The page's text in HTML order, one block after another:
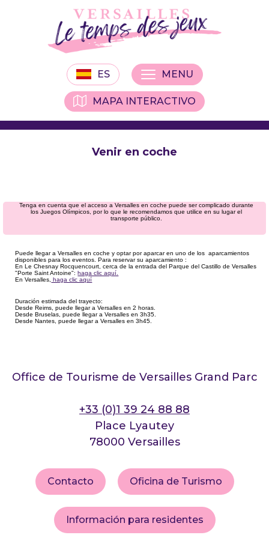
ES
MAPA INTERACTIVO
MENU
Venir en coche
Tenga en cuenta que el acceso a Versalles en coche puede ser complicado durante
los Juegos Olímpicos, por lo que le recomendamos que utilice en su lugar el
transporte público.
Puede llegar a Versalles en coche y optar por aparcar en uno de los aparcamientos
disponibles para los eventos. Para reservar su aparcamiento :
En Le Chesnay Rocquencourt, cerca de la entrada del Parque del Castillo de Versalles
"Porte Saint Antoine": haga clic aquí.
En Versalles, haga clic aquí
Duración estimada del trayecto:
Desde Reims, puede llegar a Versalles en 2 horas.
Desde Bruselas, puede llegar a Versalles en 3h35.
Desde Nantes, puede llegar a Versalles en 3h45.
Office de Tourisme de Versailles Grand Parc
+33 (0)1 39 24 88 88
Place Lyautey
78000 Versailles
Contacto Oficina de Turismo
Información para residentes